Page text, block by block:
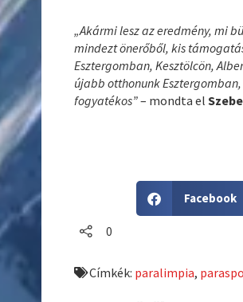
„Akármi lesz az eredmény, mi
mindezt önerőből, kis
Esztergomban, Kesztölcön,
újabb otthonunk
fogyatékos”– mondta el
h
o
Facebook
0
Címkék: paralimpia,